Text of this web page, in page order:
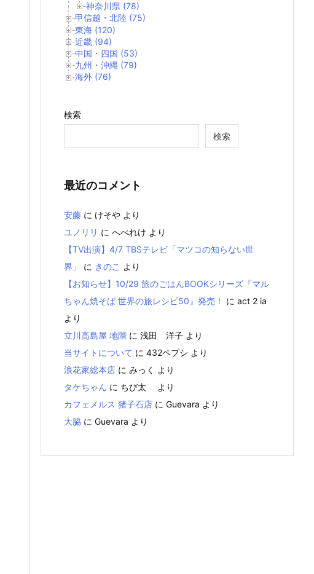
神奈川県 (78)
甲信越・北陸 (75)
東海 (120)
近畿 (94)
中国・四国 (53)
九州・沖縄 (79)
海外 (76)
検索
検索
最近のコメント
安藤 に けそや より
ユノリリ に へべれけ より
【TV出演】4/7 TBSテレビ「マツコの知らない世
界」
に きのこ より
【お知らせ】10/29 旅のごはんBOOKシリーズ『マル
ちゃん焼そば 世界の旅レシピ50』発売！
に act 2 ia
より
立川高島屋 地階 に 浅田 洋子 より
当サイトについて に 432ペプシ より
浪花家総本店 に みっく
より
タケちゃん に ちび太
より
カフェメルス 猪子石店 に Guevara より
大脇 に Guevara より